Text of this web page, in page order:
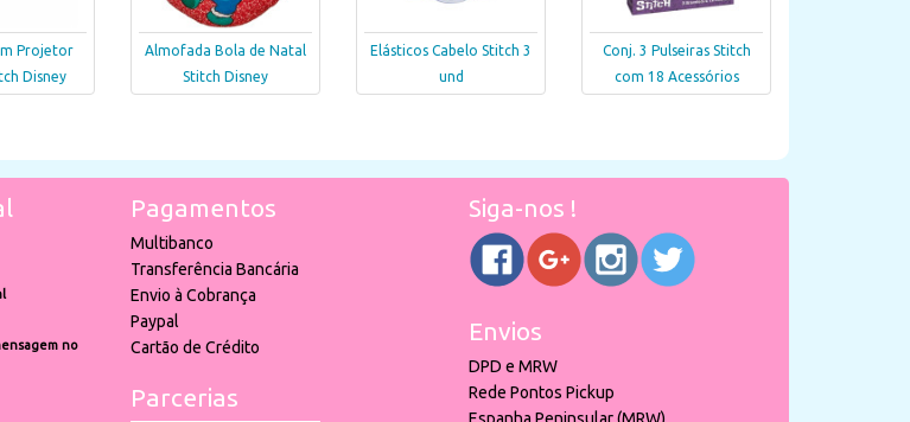
Projetor
Disney
Almofada Bola de Natal
Stitch Disney
Elásticos Cabelo Stitch 3
und
Conj. 3 Pulseiras Stitch
com 18 Acessórios
no
Pagamentos
Multibanco
Transferência Bancária
Envio à Cobrança
Paypal
Cartão de Crédito
Parcerias
Siga-nos !
Envios
DPD e MRW
Rede Pontos Pickup